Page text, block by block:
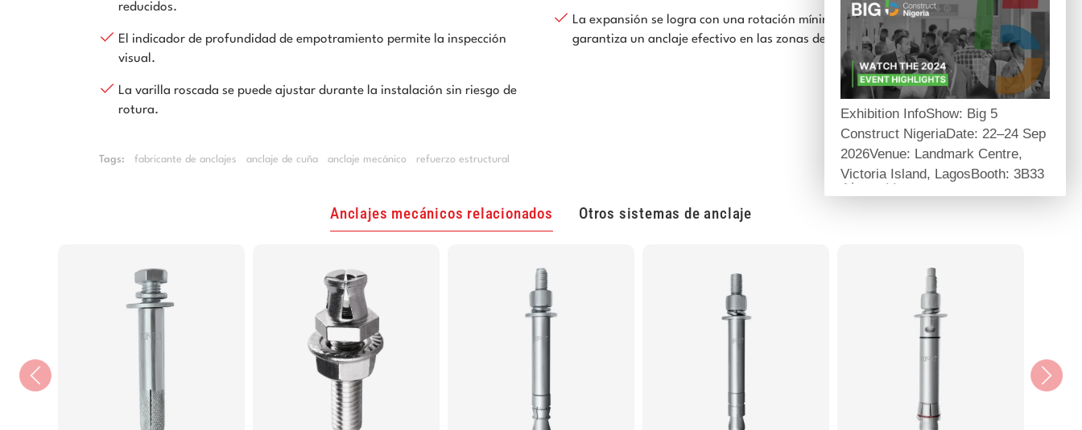
reducidos.
El indicador de profundidad de empotramiento permite la inspección
visual.
La varilla roscada se puede ajustar durante la instalación sin riesgo de
rotura.
La expansión se logra con una rotación mínima de la tuerca, lo que
garantiza un anclaje efectivo en las zonas de tensión.
Tags: fabricante de anclajes anclaje de cuña anclaje mecánico refuerzo estructural
Anclajes mecánicos relacionados Otros sistemas de anclaje
Exhibition InfoShow: Big 5
Construct NigeriaDate: 22–24 Sep
2026Venue: Landmark Centre,
Victoria Island, LagosBooth: 3B33
About Us
materials for global infrastructure
Core Products
Product Highlights